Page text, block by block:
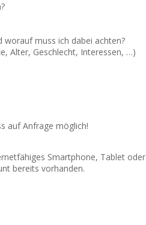
worauf muss ich dabei achten?
Alter, Geschlecht, Interessen, …)
auf Anfrage möglich!
Smartphone, Tablet
bereits vorhanden.